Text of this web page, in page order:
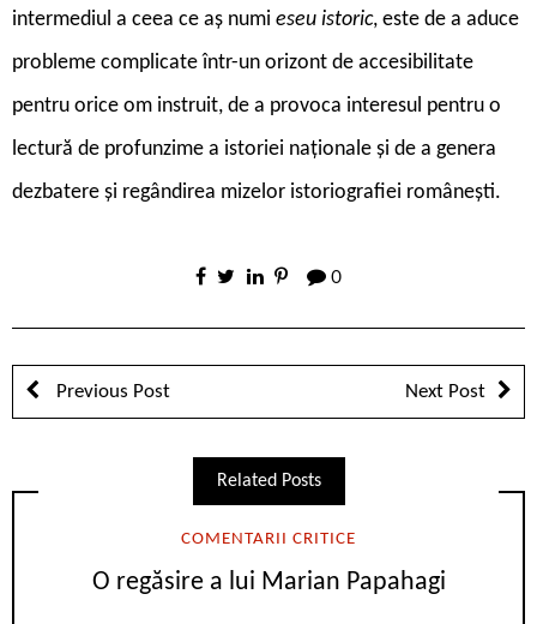
intermediul a ceea ce aș numi eseu istoric, este de a aduce
probleme complicate într-un orizont de accesibilitate
pentru orice om instruit, de a provoca interesul pentru o
lectură de profunzime a istoriei naționale și de a genera
dezbatere și regândirea mizelor istoriografiei românești.
0
Previous Post Next Post
Related Posts
COMENTARII CRITICE
O regăsire a lui Marian Papahagi